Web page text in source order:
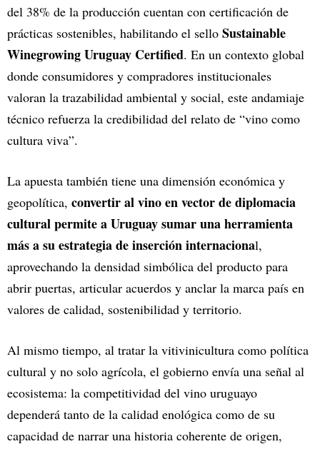
del 38% de la producción cuentan con certificación de
prácticas sostenibles, habilitando el sello Sustainable
Winegrowing Uruguay Certified. En un contexto global
donde consumidores y compradores institucionales
valoran la trazabilidad ambiental y social, este andamiaje
técnico refuerza la credibilidad del relato de “vino como
cultura viva”.
La apuesta también tiene una dimensión económica y
geopolítica, convertir al vino en vector de diplomacia
cultural permite a Uruguay sumar una herramienta
más a su estrategia de inserción internacional,
aprovechando la densidad simbólica del producto para
abrir puertas, articular acuerdos y anclar la marca país en
valores de calidad, sostenibilidad y territorio.
Al mismo tiempo, al tratar la vitivinicultura como política
cultural y no solo agrícola, el gobierno envía una señal al
ecosistema: la competitividad del vino uruguayo
dependerá tanto de la calidad enológica como de su
capacidad de narrar una historia coherente de origen,